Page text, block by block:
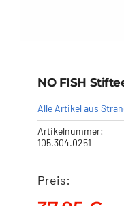
NO FISH
Alle Artikel aus
Artikelnummer:
105.304.0251
Preis: